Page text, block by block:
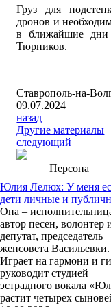
Груз для
дронов и
в ближайшие дни
Тюрников.
Ставрополь-на-
09.07.2024
назад
Другие материалы
следующий
Персона
Юлия Лелюх: У меня
дети личные и
Она –
автор песен, волонтер
депутат, председатель
женсовета Васильевки.
Играет на гармони и
руководит студией
эстрадного вокала
растит четырех